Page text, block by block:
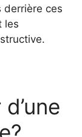
derrière ces
les